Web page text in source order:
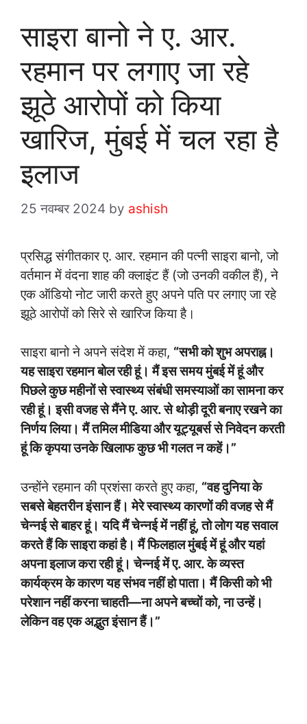
साइरा बानो ने ए. आर.
रहमान पर लगाए जा रहे
झूठे आरोपों को किया
खारिज, मुंबई में चल रहा है
इलाज
25 नवम्बर 2024 by ashish
प्रसिद्ध संगीतकार ए. आर. रहमान की पत्नी साइरा बानो, जो
वर्तमान में वंदना शाह की क्लाइंट हैं (जो उनकी वकील हैं), ने
एक ऑडियो नोट जारी करते हुए अपने पति पर लगाए जा रहे
झूठे आरोपों को सिरे से खारिज किया है।
साइरा बानो ने अपने संदेश में कहा, “सभी को शुभ अपराह्न।
यह साइरा रहमान बोल रही हूं। मैं इस समय मुंबई में हूं और
पिछले कुछ महीनों से स्वास्थ्य संबंधी समस्याओं का सामना कर
रही हूं। इसी वजह से मैंने ए. आर. से थोड़ी दूरी बनाए रखने का
निर्णय लिया। मैं तमिल मीडिया और यूट्यूबर्स से निवेदन करती
हूं कि कृपया उनके खिलाफ कुछ भी गलत न कहें।”
उन्होंने रहमान की प्रशंसा करते हुए कहा, “वह दुनिया के
सबसे बेहतरीन इंसान हैं। मेरे स्वास्थ्य कारणों की वजह से मैं
चेन्नई से बाहर हूं। यदि मैं चेन्नई में नहीं हूं, तो लोग यह सवाल
करते हैं कि साइरा कहां है। मैं फिलहाल मुंबई में हूं और यहां
अपना इलाज करा रही हूं। चेन्नई में ए. आर. के व्यस्त
कार्यक्रम के कारण यह संभव नहीं हो पाता। मैं किसी को भी
परेशान नहीं करना चाहती—ना अपने बच्चों को, ना उन्हें।
लेकिन वह एक अद्भुत इंसान हैं।”